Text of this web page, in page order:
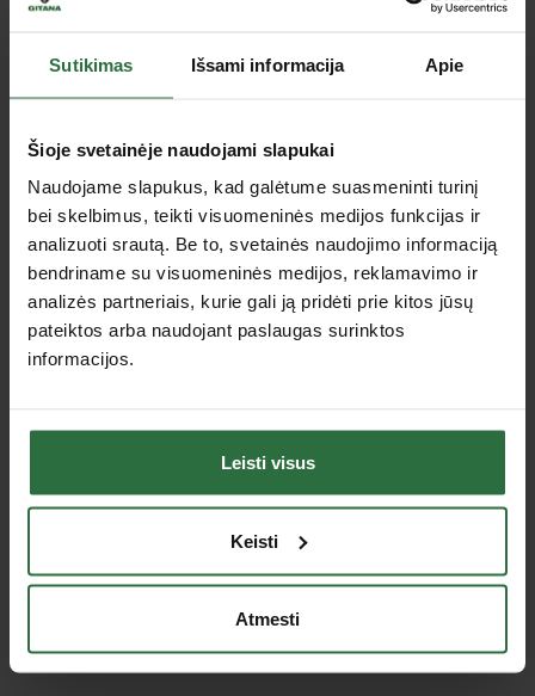
Sutikimas Išsami informacija Apie
Šioje svetainėje naudojami slapukai
Naudojame slapukus, kad galėtume suasmeninti turinį
bei skelbimus, teikti visuomeninės medijos funkcijas ir
analizuoti srautą. Be to, svetainės naudojimo informaciją
bendriname su visuomeninės medijos, reklamavimo ir
analizės partneriais, kurie gali ją pridėti prie kitos jūsų
pateiktos arba naudojant paslaugas surinktos
informacijos.
Leisti visus
Keisti
Atmesti
Klientų aptarnavimas
Pristatymas
Apmokėjimas
Pirkimas išsimokėtinai (lizingu)
Kaip pirkti?
Garantijos ir grąžinimas
Duomenų apsauga
Verslo klientams
Privatumo politika
Įrankių remontas
Renginiai ir parodos
Naudinga informacija